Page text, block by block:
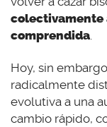
colectivamente
comprendida.
Hoy, sin
radicalmente
evolutiva a una
cambio rápido,